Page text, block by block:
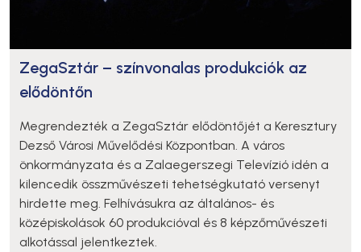
ZegaSztár – színvonalas produkciók az
elődöntőn
Megrendezték a ZegaSztár elődöntőjét a Keresztury
Dezső Városi Művelődési Központban. A város
önkormányzata és a Zalaegerszegi Televízió idén a
kilencedik összművészeti tehetségkutató versenyt
hirdette meg. Felhívásukra az általános- és
középiskolások 60 produkcióval és 8 képzőművészeti
alkotással jelentkeztek.